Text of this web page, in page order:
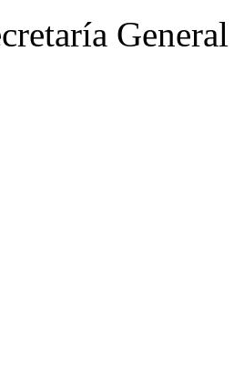
General